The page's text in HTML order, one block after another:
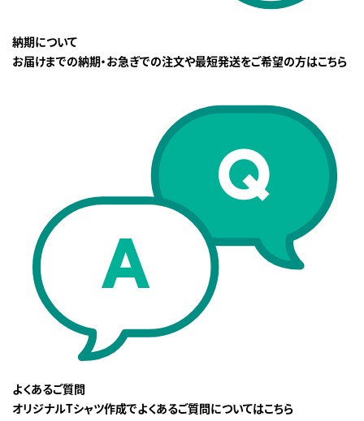
納期について
お届けまでの納期・お急ぎでの注文や最短発送をご希望の方はこちら
よくあるご質問
オリジナルTシャツ作成でよくあるご質問についてはこちら